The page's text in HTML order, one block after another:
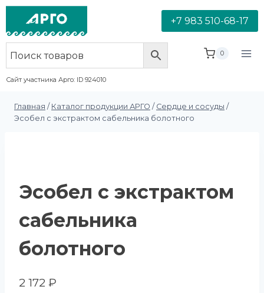
+7 983 510-68-17
Сайт участника Арго: ID 924010
0
Главная / Каталог продукции АРГО / Сердце и сосуды /
Эсобел с экстрактом сабельника болотного
Эсобел с экстрактом
сабельника
болотного
2 172 ₽